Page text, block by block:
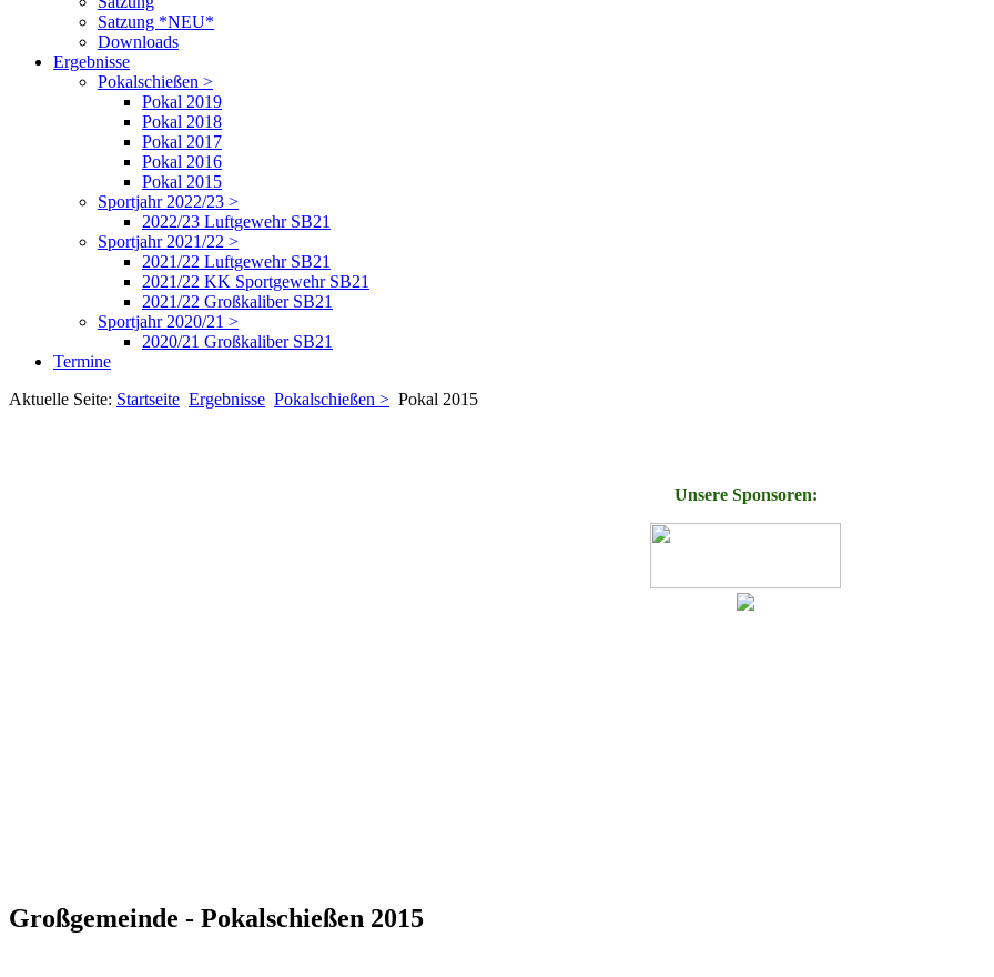
Satzung *NEU*
Downloads
Ergebnisse
Pokalschießen >
Pokal 2019
Pokal 2018
Pokal 2017
Pokal 2016
Pokal 2015
Sportjahr 2022/23 >
2022/23 Luftgewehr SB21
Sportjahr 2021/22 >
2021/22 Luftgewehr SB21
2021/22 KK Sportgewehr SB21
2021/22 Großkaliber SB21
Sportjahr 2020/21 >
2020/21 Großkaliber SB21
Termine
Aktuelle Seite: Startseite Ergebnisse Pokalschießen > Pokal 2015
Unsere Sponsoren:
Großgemeinde - Pokalschießen 2015